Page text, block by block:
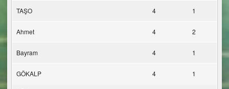
TAŞO 4 1
Ahmet 4 2
Bayram 4 1
GÖKALP 4 1